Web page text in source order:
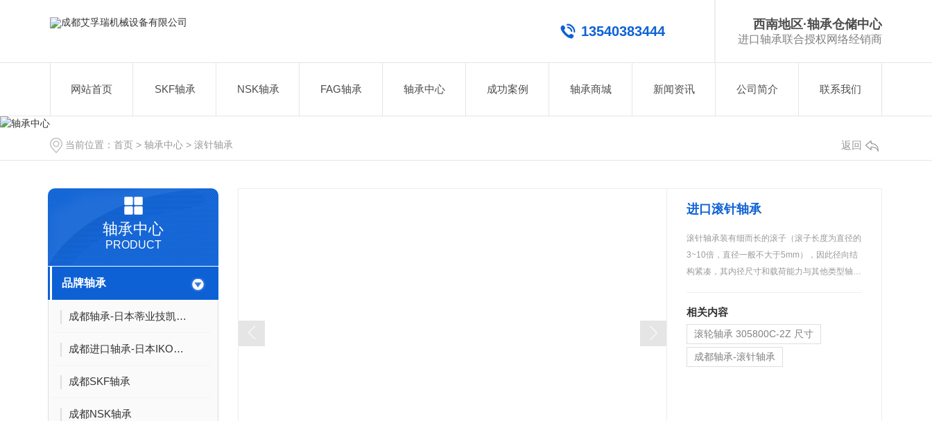
13540383444 西南地区·轴承仓储中心
进口轴承联合授权网络经销商
网站首页 SKF轴承 NSK轴承 FAG轴承 轴承中心 成功案例 轴承商城 新闻资讯 公司简介 联系我们
当前位置： 首页 > 轴承中心 > 滚针轴承 返回
轴承中心
PRODUCT
品牌轴承
成都轴承-日本蒂业技凯轴承
成都进口轴承-日本IKO轴承
成都SKF轴承
成都NSK轴承
进口滚针轴承
滚针轴承装有细而长的滚子（滚子长度为直径的
3~10倍，直径一般不大于5mm），因此径向结
构紧凑，其内径尺寸和载荷能力与其他类型轴…
相关内容
滚轮轴承 305800C-2Z 尺寸
成都轴承-滚针轴承